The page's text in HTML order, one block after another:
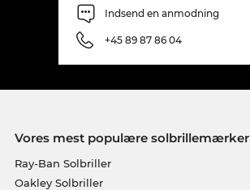
Indsend en anmodning
+45 89 87 86 04
Vores mest populære solbrillemærker
Ray-Ban Solbriller
Oakley Solbriller